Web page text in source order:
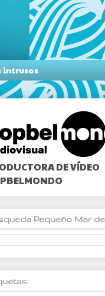
intrusos
DE VÍDEO
Pequeño Mar